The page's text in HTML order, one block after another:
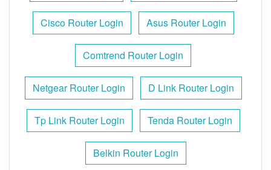
Cisco Router Login Asus Router Login
Comtrend Router Login
Netgear Router Login D Link Router Login
Tp Link Router Login Tenda Router Login
Belkin Router Login